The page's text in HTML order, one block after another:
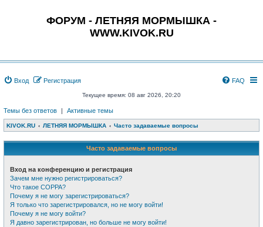
ФОРУМ - ЛЕТНЯЯ МОРМЫШКА -
WWW.KIVOK.RU
Вход Регистрация FAQ
Текущее время: 08 авг 2026, 20:20
Темы без ответов | Активные темы
KIVOK.RU ЛЕТНЯЯ МОРМЫШКА Часто задаваемые вопросы
Часто задаваемые вопросы
Вход на конференцию и регистрация
Зачем мне нужно регистрироваться?
Что такое COPPA?
Почему я не могу зарегистрироваться?
Я только что зарегистрировался, но не могу войти!
Почему я не могу войти?
Я давно зарегистрирован, но больше не могу войти!